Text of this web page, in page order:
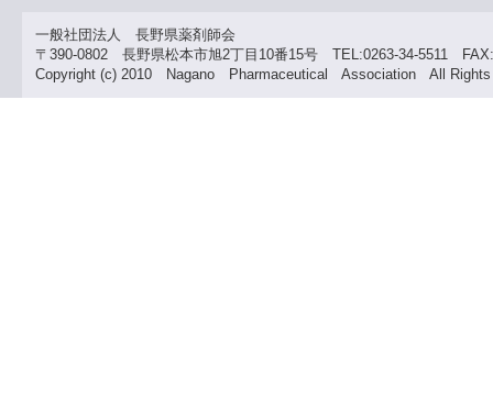
一般社団法人 長野県薬剤師会
〒390-0802 長野県松本市旭2丁目10番15号 TEL:0263-34-5511
Copyright (c) 2010 Nagano Pharmaceutical Association All Rights